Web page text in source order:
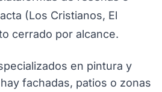
(Los Cristianos, El
cerrado por alcance.
en pintura y
fachadas, patios o zonas